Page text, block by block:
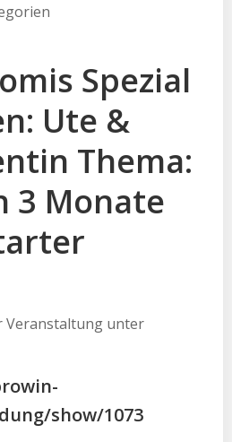
Spezial
Ute &
Thema:
3 Monate
Veranstaltung unter
show/1073